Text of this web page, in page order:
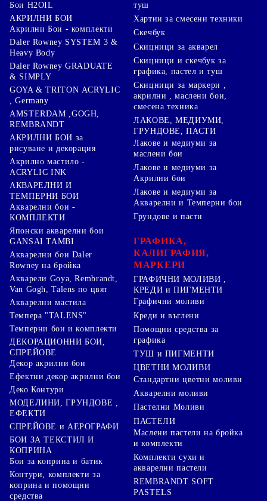
Бои H2OIL
АКРИЛНИ БОИ
Акрилни Бои - комплекти
Daler Rowney SYSTEM 3 &
Heavy Body
Daler Rowney GRADUATE
& SIMPLY
GOYA & TRITON АCRYLIC
, Germany
AMSTERDAM ,GOGH,
REMBRANDT
АКРИЛНИ БОИ за
рисуване и декорация
Акрилно мастило -
ACRYLIC INK
АКВАРЕЛНИ И
ТЕМПЕРНИ БОИ
Акварелни бои -
КОМПЛЕКТИ
Японски акварелни бои
GANSAI TAMBI
Акварелни бои Daler
Rowney на бройка
Акварели Goya, Rembrandt,
Van Gogh, Talens по цвят
Акварелни мастила
Темпера "TALENS"
Темперни бои и комплекти
ДЕКОРАЦИОННИ БОИ,
СПРЕЙОВЕ
Декор акрилни бои
Ефектни декор акрилни бои
Деко Контури
МОДЕЛИНИ, ГРУНДОВЕ ,
ЕФЕКТИ
СПРЕЙОВЕ и АЕРОГРАФИ
БОИ ЗА ТЕКСТИЛ И
КОПРИНА
Бои за коприна и батик
Контури, комплекти за
коприна и помощни
средства
туш
Хартии за смесени техники
Скечбук
Скицници за акварел
Скицници и скечбук за
графика, пастел и туш
Скицници за маркери ,
акрилни , маслени бои,
смесена техника
ЛАКОВЕ, МЕДИУМИ,
ГРУНДОВЕ, ПАСТИ
Лакове и медиуми за
маслени бои
Лакове и медиуми за
Акрилни бои
Лакове и медиуми за
Акварелни и Темперни бои
Грундове и пасти
ГРАФИКА,
КАЛИГРАФИЯ,
МАРКЕРИ
ГРАФИЧНИ МОЛИВИ ,
КРЕДИ и ПИГМЕНТИ
Графични моливи
Креди и въглени
Помощни средства за
графика
ТУШ и ПИГМЕНТИ
ЦВЕТНИ МОЛИВИ
Стандартни цветни моливи
Акварелни моливи
Пастелни Моливи
ПАСТЕЛИ
Маслени пастели на бройка
и комплекти
Комплекти сухи и
акварелни пастели
REMBRANDT SOFT
PASTELS